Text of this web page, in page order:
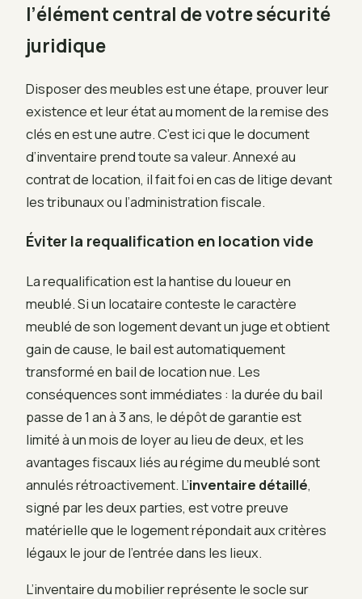
l’élément central de votre sécurité
juridique
Disposer des meubles est une étape, prouver leur
existence et leur état au moment de la remise des
clés en est une autre. C’est ici que le document
d’inventaire prend toute sa valeur. Annexé au
contrat de location, il fait foi en cas de litige devant
les tribunaux ou l’administration fiscale.
Éviter la requalification en location vide
La requalification est la hantise du loueur en
meublé. Si un locataire conteste le caractère
meublé de son logement devant un juge et obtient
gain de cause, le bail est automatiquement
transformé en bail de location nue. Les
conséquences sont immédiates : la durée du bail
passe de 1 an à 3 ans, le dépôt de garantie est
limité à un mois de loyer au lieu de deux, et les
avantages fiscaux liés au régime du meublé sont
annulés rétroactivement. L’inventaire détaillé,
signé par les deux parties, est votre preuve
matérielle que le logement répondait aux critères
légaux le jour de l’entrée dans les lieux.
L’inventaire du mobilier représente le socle sur